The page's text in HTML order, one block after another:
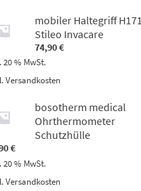
mobiler Haltegriff H171
Stileo Invacare
74,90€
20 % MwSt.
Versandkosten
bosotherm medical
Ohrthermometer
Schutzhülle
€
20 % MwSt.
Versandkosten